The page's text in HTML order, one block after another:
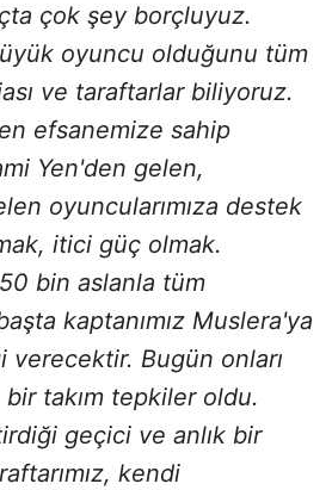
çok şey borçluyuz.
oyuncu olduğunu tüm
ve taraftarlar biliyoruz.
efsanemize sahip
Yen'den gelen,
oyuncularımıza destek
itici güç olmak.
bin aslanla tüm
kaptanımız Muslera'ya
verecektir. Bugün onları
takım tepkiler oldu.
geçici ve anlık bir
kendi